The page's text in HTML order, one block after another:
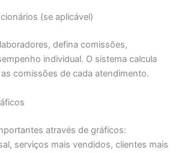
(se aplicável)
defina comissões,
individual. O sistema calcula
comissões de cada atendimento.
através de gráficos:
serviços mais vendidos, clientes mais